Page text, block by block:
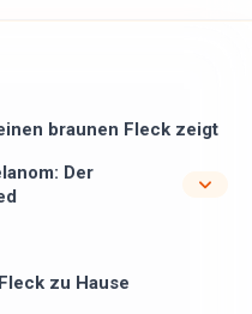
braunen Fleck zeigt
Der
zu Hause